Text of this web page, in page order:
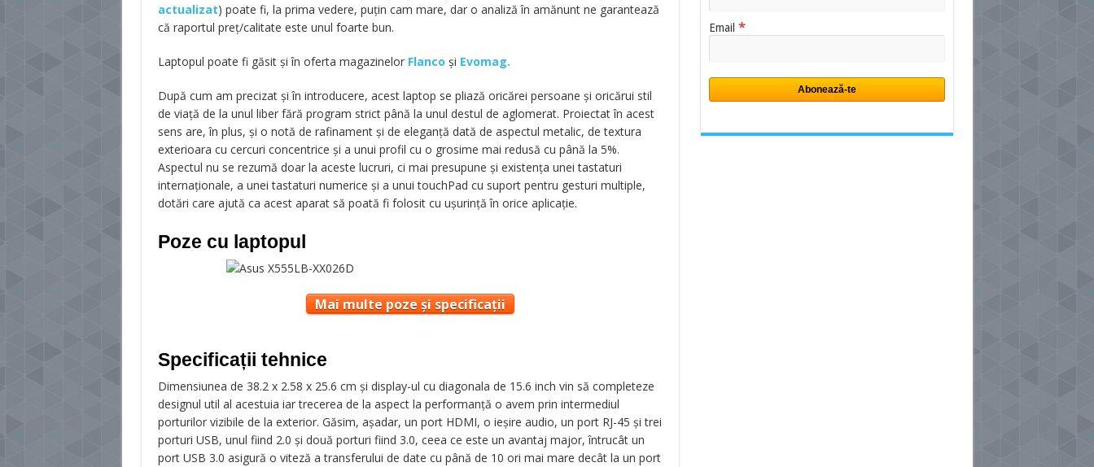
actualizat) poate fi, la prima vedere, puţin cam mare, dar o analiză în amănunt ne garantează
că raportul preţ/calitate este unul foarte bun.
Laptopul poate fi găsit și în oferta magazinelor Flanco și Evomag.
După cum am precizat şi în introducere, acest laptop se pliază oricărei persoane şi oricărui stil
de viaţă de la unul liber fără program strict până la unul destul de aglomerat. Proiectat în acest
sens are, în plus, şi o notă de rafinament şi de eleganţă dată de aspectul metalic, de textura
exterioara cu cercuri concentrice şi a unui profil cu o grosime mai redusă cu până la 5%.
Aspectul nu se rezumă doar la aceste lucruri, ci mai presupune şi existenţa unei tastaturi
internaţionale, a unei tastaturi numerice şi a unui touchPad cu suport pentru gesturi multiple,
dotări care ajută ca acest aparat să poată fi folosit cu uşurinţă în orice aplicaţie.
Poze cu laptopul
Mai multe poze și specificații
Specificații tehnice
Dimensiunea de 38.2 x 2.58 x 25.6 cm şi display-ul cu diagonala de 15.6 inch vin să completeze
designul util al acestuia iar trecerea de la aspect la performanţă o avem prin intermediul
porturilor vizibile de la exterior. Găsim, aşadar, un port HDMI, o ieşire audio, un port RJ-45 şi trei
porturi USB, unul fiind 2.0 şi două porturi fiind 3.0, ceea ce este un avantaj major, întrucât un
port USB 3.0 asigură o viteză a transferului de date cu până de 10 ori mai mare decât la un port
Email *